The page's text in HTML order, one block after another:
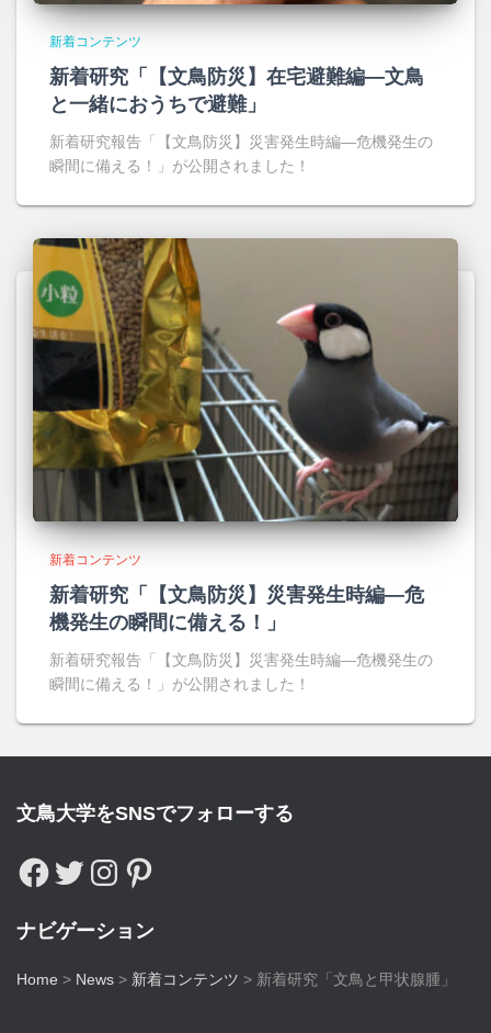
新着コンテンツ
新着研究「【文鳥防災】在宅避難編―文鳥
と一緒におうちで避難」
新着研究報告「【文鳥防災】災害発生時編―危機発生の
瞬間に備える！」が公開されました！
新着コンテンツ
新着研究「【文鳥防災】災害発生時編―危
機発生の瞬間に備える！」
新着研究報告「【文鳥防災】災害発生時編―危機発生の
瞬間に備える！」が公開されました！
文鳥大学をSNSでフォローする
ナビゲーション
Home > News > 新着コンテンツ > 新着研究「文鳥と甲状腺腫」